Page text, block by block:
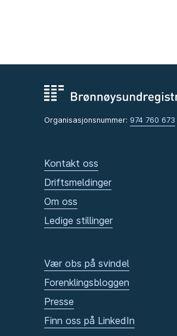
Organisasjonsnummer: 974 760 673
Kontakt oss
Driftsmeldinger
Om oss
Ledige stillinger
Vær obs på svindel
Forenklingsbloggen
Presse
Finn oss på LinkedIn